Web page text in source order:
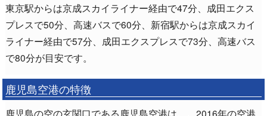
東京駅からは京成スカイライナー経由で47分、成田エクス
プレスで50分、高速バスで60分、新宿駅からは京成スカイ
ライナー経由で57分、成田エクスプレスで73分、高速バス
で80分が目安です。
鹿児島空港の特徴
鹿児島の空の玄関口である鹿児島空港は、、2016年の空港